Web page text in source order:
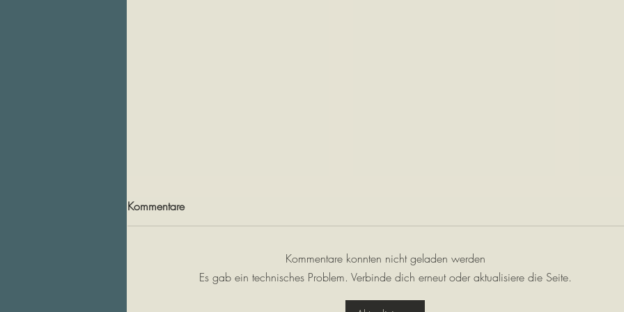
Kommentare
Kommentare konnten nicht geladen werden
Es gab ein technisches Problem. Verbinde dich erneut oder aktualisiere die Seite.